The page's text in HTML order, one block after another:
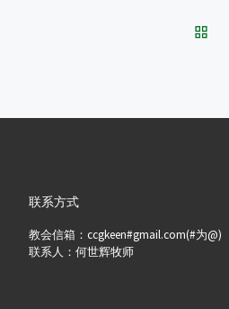
联系方式
教会信箱：ccgkeen#gmail.com(#为@)
联系人：何世辉牧师